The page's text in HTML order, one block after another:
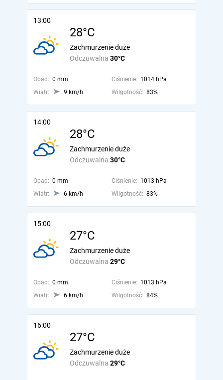
13:00
28°C
Odczuwalna 30°C
Zachmurzenie duże
Opad: 0 mm Ciśnienie: 1014 hPa
Wiatr:
9 km/h Wilgotność: 83%
14:00
28°C
Odczuwalna 30°C
Zachmurzenie duże
Opad: 0 mm Ciśnienie: 1013 hPa
Wiatr:
6 km/h Wilgotność: 83%
15:00
27°C
Odczuwalna 29°C
Zachmurzenie duże
Opad: 0 mm Ciśnienie: 1013 hPa
Wiatr:
6 km/h Wilgotność: 84%
16:00
27°C
Odczuwalna 29°C
Zachmurzenie duże